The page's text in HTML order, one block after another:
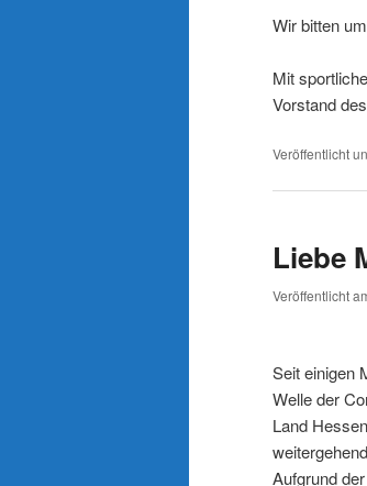
Wir bitten
Mit
Vorstand
Veröffentlicht
Liebe
Veröffentlicht
Seit einigen
Welle der
Land
Aufgrund